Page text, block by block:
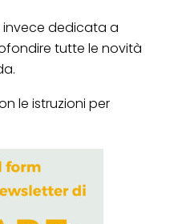
invece dedicata a
tutte le novità
le istruzioni per